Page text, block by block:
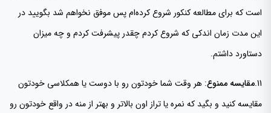
است که برای مطالعه کنکور شروع کرده‌ام پس موفق نخواهم شد بگویید در
این مدت زمان اندکی که شروع کردم چقدر پیشرفت کردم و چه میزان
دستاورد داشتم.
11.مقایسه ممنوع: هر وقت شما خودتون رو با دوست یا همکلاسی خودتون
مقایسه کنید و بگید که نمره یا تراز اون بالاتر و بهتر از منه در واقع خودتون رو